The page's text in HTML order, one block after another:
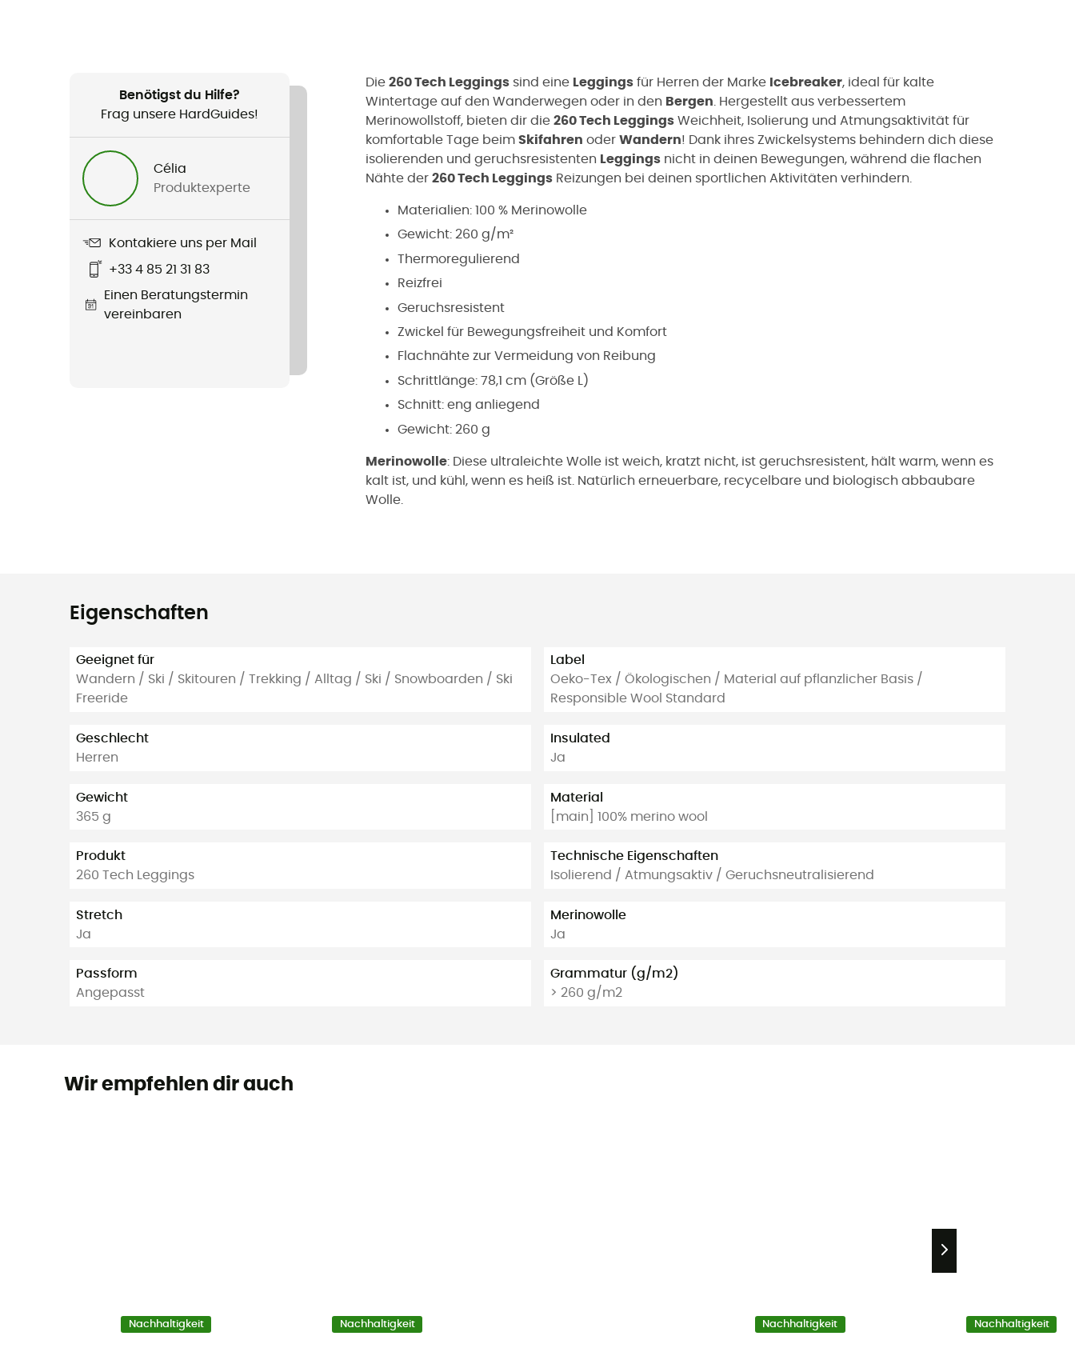
Benötigst du Hilfe?
Frag unsere HardGuides!
Célia
Produktexperte
Kontakiere uns per Mail
+33 4 85 21 31 83
Einen Beratungstermin
vereinbaren
Die 260 Tech Leggings sind eine Leggings für Herren der Marke Icebreaker, ideal für kalte
Wintertage auf den Wanderwegen oder in den Bergen . Hergestellt aus verbessertem
Merinowollstoff, bieten dir die 260 Tech Leggings Weichheit, Isolierung und Atmungsaktivität für
komfortable Tage beim Skifahren oder Wandern! Dank ihres Zwickelsystems behindern dich diese
isolierenden und geruchsresistenten Leggings nicht in deinen Bewegungen, während die flachen
Nähte der 260 Tech Leggings Reizungen bei deinen sportlichen Aktivitäten verhindern.
Materialien: 100 % Merinowolle
Gewicht: 260 g/m²
Thermoregulierend
Reizfrei
Geruchsresistent
Zwickel für Bewegungsfreiheit und Komfort
Flachnähte zur Vermeidung von Reibung
Schrittlänge: 78,1 cm (Größe L)
Schnitt: eng anliegend
Gewicht: 260 g
Merinowolle: Diese ultraleichte Wolle ist weich, kratzt nicht, ist geruchsresistent, hält warm, wenn es
kalt ist, und kühl, wenn es heiß ist. Natürlich erneuerbare, recycelbare und biologisch abbaubare
Wolle.
Eigenschaften
Geeignet für
Wandern / Ski / Skitouren / Trekking / Alltag / Ski / Snowboarden / Ski
Freeride
Geschlecht
Herren
Gewicht
365 g
Produkt
260 Tech Leggings
Stretch
Ja
Passform
Angepasst
Label
Oeko-Tex / Ökologischen / Material auf pflanzlicher Basis /
Responsible Wool Standard
Insulated
Ja
Material
[main] 100% merino wool
Technische Eigenschaften
Isolierend / Atmungsaktiv / Geruchsneutralisierend
Merinowolle
Ja
Grammatur (g/m2)
> 260 g/m2
Wir empfehlen dir auch
Nachhaltigkeit Nachhaltigkeit Nachhaltigkeit Nachhaltigkeit